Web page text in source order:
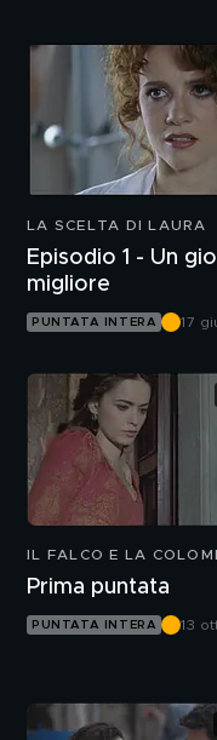
LA SCELTA DI LAURA
Episodio 1 - Un
migliore
PUNTATA INTERA
17
IL FALCO E LA
Prima puntata
PUNTATA INTERA
13